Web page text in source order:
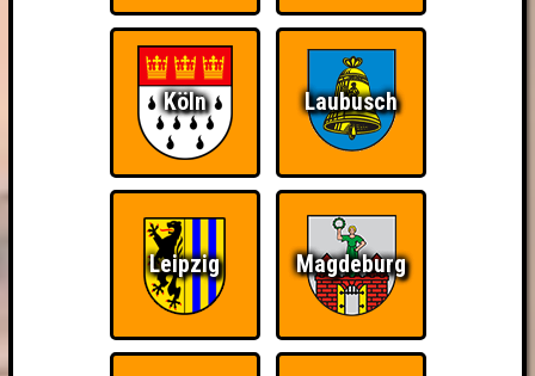
Köln Laubusch
Leipzig Magdeburg